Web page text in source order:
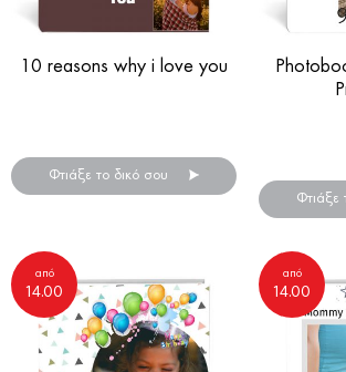
10 reasons why i love you
Φτιάξε το δικό σου
Φτιάξε
από
14.00
από
14.00